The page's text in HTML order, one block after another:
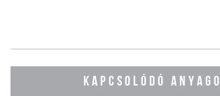
KAPCSOLÓDÓ